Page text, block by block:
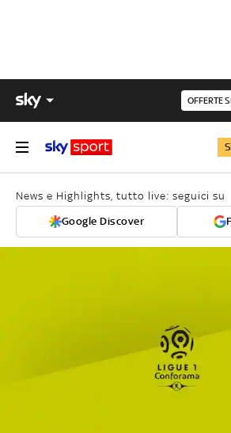
OFFERTE
News e Highlights, tutto live: seguici su
Google Discover